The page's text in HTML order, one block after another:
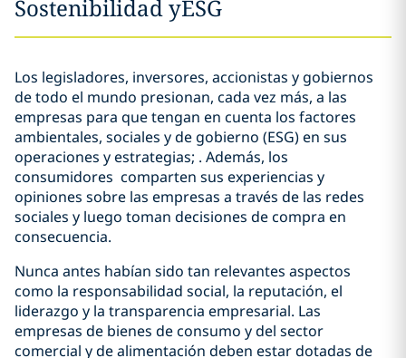
Sostenibilidad yESG
Los legisladores, inversores, accionistas y gobiernos
de todo el mundo presionan, cada vez más, a las
empresas para que tengan en cuenta los factores
ambientales, sociales y de gobierno (ESG) en sus
operaciones y estrategias; . Además, los
consumidores comparten sus experiencias y
opiniones sobre las empresas a través de las redes
sociales y luego toman decisiones de compra en
consecuencia.
Nunca antes habían sido tan relevantes aspectos
como la responsabilidad social, la reputación, el
liderazgo y la transparencia empresarial. Las
empresas de bienes de consumo y del sector
comercial y de alimentación deben estar dotadas de